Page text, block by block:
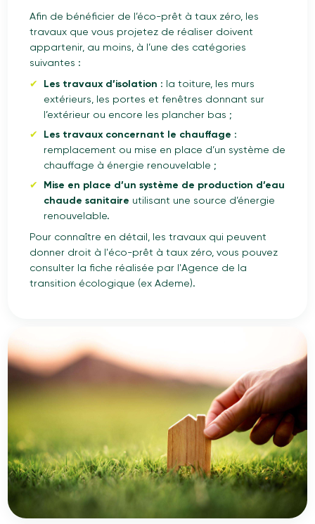
Afin de bénéficier de l’éco-prêt à taux zéro, les
travaux que vous projetez de réaliser doivent
appartenir, au moins, à l’une des catégories
suivantes :
Les travaux d’isolation : la toiture, les murs
extérieurs, les portes et fenêtres donnant sur
l’extérieur ou encore les plancher bas ;
Les travaux concernant le chauffage :
remplacement ou mise en place d’un système de
chauffage à énergie renouvelable ;
Mise en place d’un système de production d’eau
chaude sanitaire utilisant une source d’énergie
renouvelable.
Pour connaître en détail, les travaux qui peuvent
donner droit à l'éco-prêt à taux zéro, vous pouvez
consulter la fiche réalisée par l'Agence de la
transition écologique (ex Ademe).